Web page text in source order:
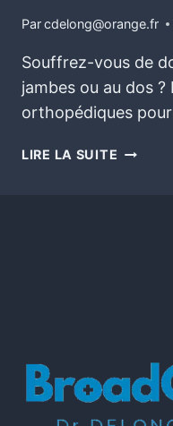
Parcdelong@orange.fr
Souffrez-vous de
jambes ou au dos ?
orthopédiques
LIRE LA SUITE